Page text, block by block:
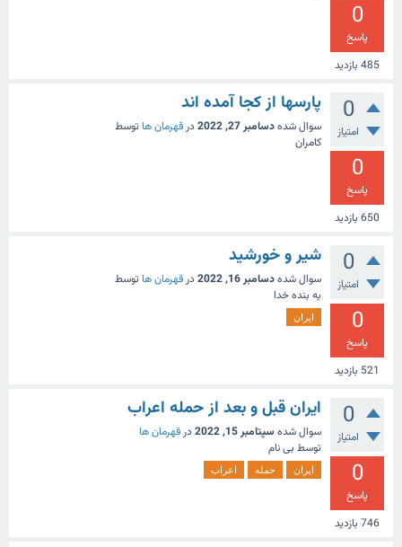
0
پاسخ
485 بازدید
0
امتیاز
0
پاسخ
650 بازدید
پارسها از کجا آمده اند
سوال شدهدسامبر 27, 2022 در قهرمان ها توسط
کامران
0
امتیاز
0
پاسخ
521 بازدید
شیر و خورشید
سوال شدهدسامبر 16, 2022 در قهرمان ها توسط
یه بنده خدا
ایران
0
امتیاز
0
پاسخ
746 بازدید
ایران قبل و بعد از حمله اعراب
سوال شده سپتامبر 15, 2022 در قهرمان ها
توسط بی نام
ایران حمله اعراب